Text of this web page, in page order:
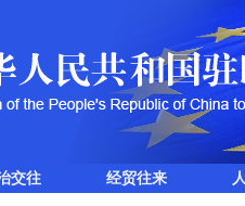
交往 经贸往来